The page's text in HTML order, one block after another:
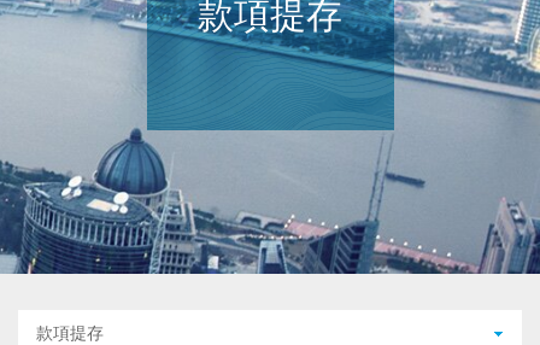
款項提存
款項提存